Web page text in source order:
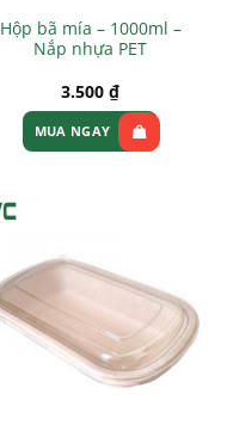
Hộp bã mía – 1000ml –
Nắp nhựa PET
3.500 ₫
MUA NGAY